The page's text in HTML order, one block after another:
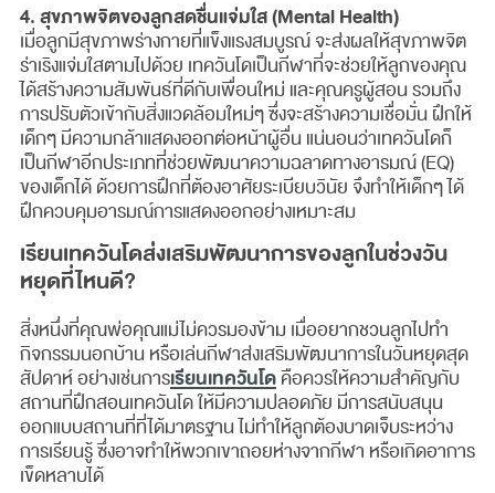
4. สุขภาพจิตของลูกสดชื่นแจ่มใส (Mental Health)
เมื่อลูกมีสุขภาพร่างกายที่แข็งแรงสมบูรณ์ จะส่งผลให้สุขภาพจิต
ร่าเริงแจ่มใสตามไปด้วย เทควันโดเป็นกีฬาที่จะช่วยให้ลูกของคุณ
ได้สร้างความสัมพันธ์ที่ดีกับเพื่อนใหม่ และคุณครูผู้สอน รวมถึง
การปรับตัวเข้ากับสิ่งแวดล้อมใหม่ๆ ซึ่งจะสร้างความเชื่อมั่น ฝึกให้
เด็กๆ มีความกล้าแสดงออกต่อหน้าผู้อื่น แน่นอนว่าเทควันโดก็
เป็นกีฬาอีกประเภทที่ช่วยพัฒนาความฉลาดทางอารมณ์ (EQ)
ของเด็กได้ ด้วยการฝึกที่ต้องอาศัยระเบียบวินัย จึงทำให้เด็กๆ ได้
ฝึกควบคุมอารมณ์การแสดงออกอย่างเหมาะสม
เรียนเทควันโดส่งเสริมพัฒนาการของลูกในช่วงวัน
หยุดที่ไหนดี?
สิ่งหนึ่งที่คุณพ่อคุณแม่ไม่ควรมองข้าม เมื่ออยากชวนลูกไปทำ
กิจกรรมนอกบ้าน หรือเล่นกีฬาส่งเสริมพัฒนาการในวันหยุดสุด
สัปดาห์ อย่างเช่นการเรียนเทควันโดคือควรให้ความสำคัญกับ
สถานที่ฝึกสอนเทควันโด ให้มีความปลอดภัย มีการสนับสนุน
ออกแบบสถานที่ที่ได้มาตรฐาน ไม่ทำให้ลูกต้องบาดเจ็บระหว่าง
การเรียนรู้ ซึ่งอาจทำให้พวกเขาถอยห่างจากกีฬา หรือเกิดอาการ
เข็ดหลาบได้